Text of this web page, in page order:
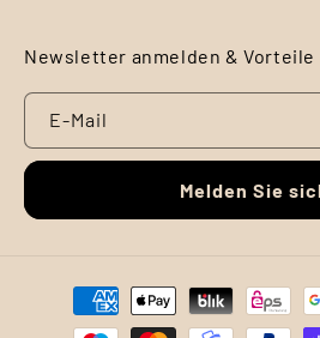
Newsletter anmelden & Vorteile
E-Mail
Melden Sie
Zahlungsmethoden